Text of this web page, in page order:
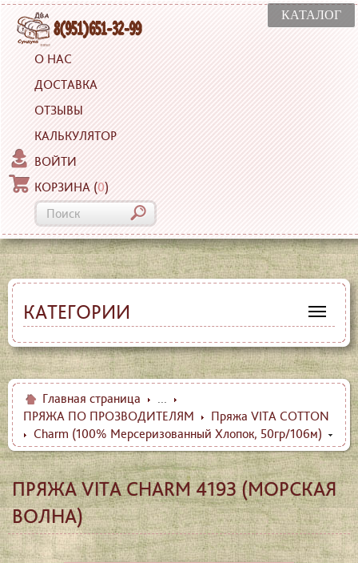
КАТАЛОГ
О НАС
ДОСТАВКА
ОТЗЫВЫ
КАЛЬКУЛЯТОР
ВОЙТИ
КОРЗИНА (0)
КАТЕГОРИИ
Главная страница
...
ПРЯЖА ПО ПРОЗВОДИТЕЛЯМ
Пряжа VITA COTTON
Charm (100% Мерсеризованный Хлопок, 50гр/106м)
ПРЯЖА VITA CHARM 4193 (МОРСКАЯ
ВОЛНА)